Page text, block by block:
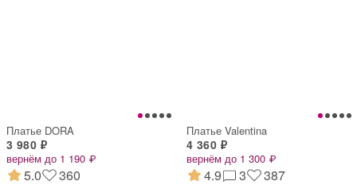
Платье DORA
3 980 ₽
вернём до 1 190 ₽
5.0 360
Платье Valentina
4 360 ₽
вернём до 1 300 ₽
4.9 3 387